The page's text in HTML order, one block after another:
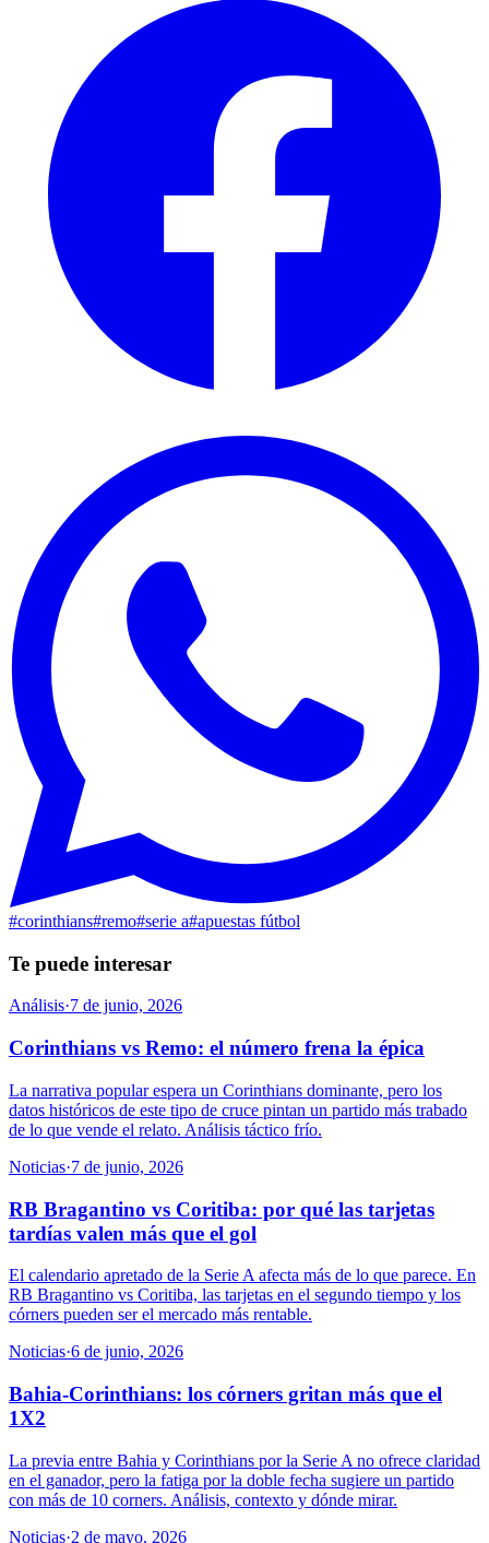
#corinthians#remo#serie a#apuestas fútbol
Te puede interesar
Análisis·7 de junio, 2026
Corinthians vs Remo: el número frena la épica
La narrativa popular espera un Corinthians dominante, pero los
datos históricos de este tipo de cruce pintan un partido más trabado
de lo que vende el relato. Análisis táctico frío.
Noticias·7 de junio, 2026
RB Bragantino vs Coritiba: por qué las tarjetas
tardías valen más que el gol
El calendario apretado de la Serie A afecta más de lo que parece. En
RB Bragantino vs Coritiba, las tarjetas en el segundo tiempo y los
córners pueden ser el mercado más rentable.
Noticias·6 de junio, 2026
Bahia-Corinthians: los córners gritan más que el
1X2
La previa entre Bahia y Corinthians por la Serie A no ofrece claridad
en el ganador, pero la fatiga por la doble fecha sugiere un partido
con más de 10 corners. Análisis, contexto y dónde mirar.
Noticias·2 de mayo, 2026